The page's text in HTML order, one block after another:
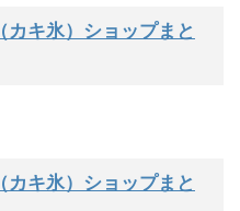
キ氷）ショップまと
キ氷）ショップまと